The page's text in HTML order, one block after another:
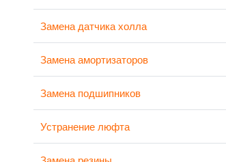
Замена датчика холла
Замена амортизаторов
Замена подшипников
Устранение люфта